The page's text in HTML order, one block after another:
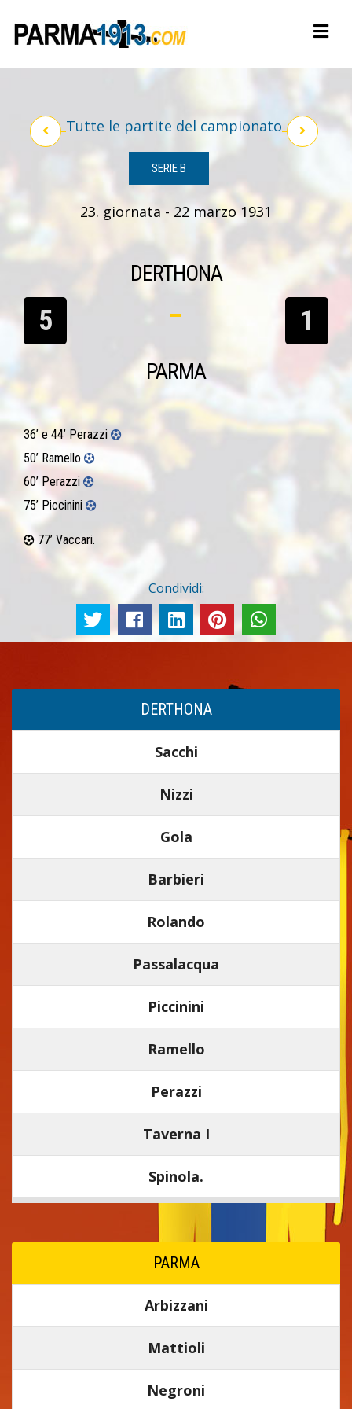
Tutte le partite del campionato
SERIE B
23. giornata - 22 marzo 1931
DERTHONA
5 1
PARMA
36’ e 44’ Perazzi
50’ Ramello
60’ Perazzi
75’ Piccinini
77’ Vaccari.
Condividi:
DERTHONA
Sacchi
Nizzi
Gola
Barbieri
Rolando
Passalacqua
Piccinini
Ramello
Perazzi
Taverna I
Spinola.
PARMA
Arbizzani
Mattioli
Negroni